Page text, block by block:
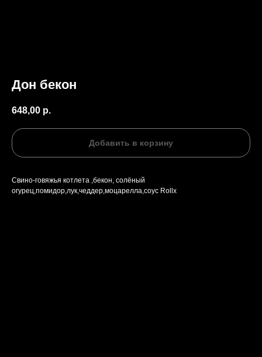
Дон бекон
648,00 р.
Добавить в корзину
Свино-говяжья котлета ,бекон, солёный
огурец,помидор,лук,чеддер,моцарелла,соус Rollx